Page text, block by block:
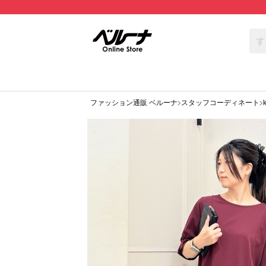
ファッション通販 ベルーナ スタッフコーディネート